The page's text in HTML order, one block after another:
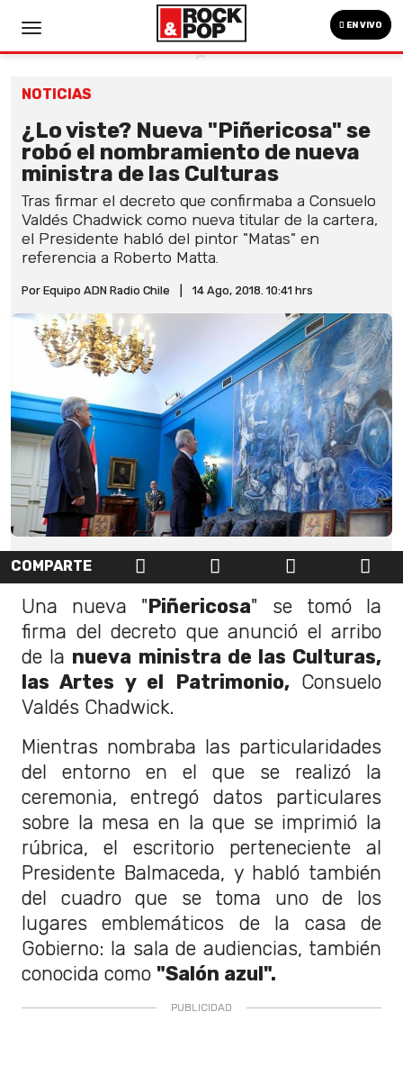
EN VIVO
NOTICIAS
¿Lo viste? Nueva "Piñericosa" se
robó el nombramiento de nueva
ministra de las Culturas
Tras firmar el decreto que confirmaba a Consuelo
Valdés Chadwick como nueva titular de la cartera,
el Presidente habló del pintor "Matas" en
referencia a Roberto Matta.
Por Equipo ADN Radio Chile 14 Ago, 2018. 10:41 hrs
COMPARTE
Una nueva "Piñericosa" se tomó la
firma del decreto que anunció el arribo
de la nueva ministra de las Culturas,
las Artes y el Patrimonio,Consuelo
Valdés Chadwick.
Mientras nombraba las particularidades
del entorno en el que se realizó la
ceremonia, entregó datos particulares
sobre la mesa en la que se imprimió la
rúbrica, el escritorio perteneciente al
Presidente Balmaceda, y habló también
del cuadro que se toma uno de los
lugares emblemáticos de la casa de
Gobierno: la sala de audiencias, también
conocida como "Salón azul".